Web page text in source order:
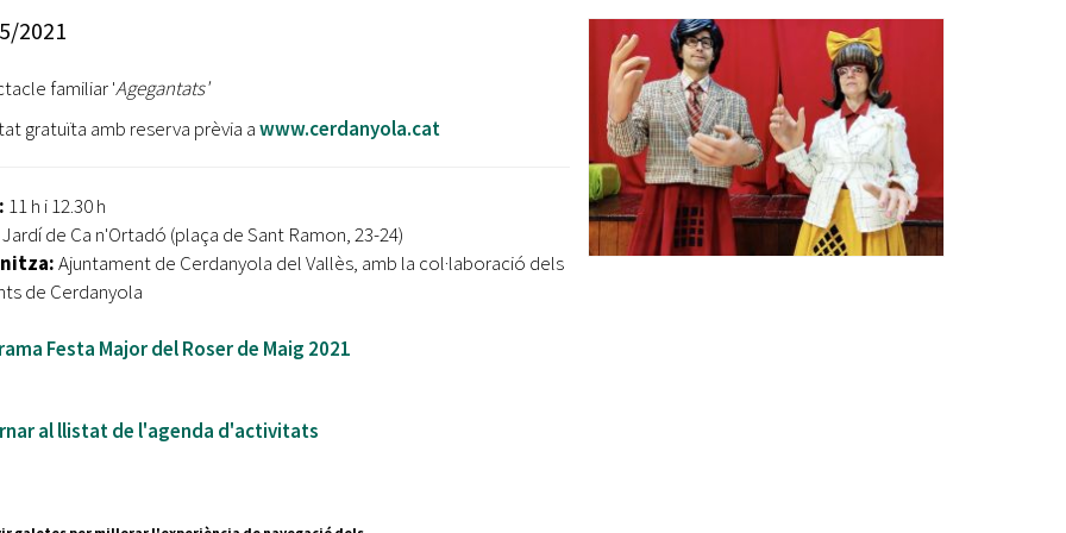
Ètica i Integritat
Retiment de Comptes
Accés a Informació Pública
Dades Obertes
jove 2026
Cerdanyola opta a més de 5 milions d'euros del Pla de
l'entorn de l'avinguda Catalunya
tret de sortida al festival
L’Ajuntament reparteix ulleres gratuïtes per veure
l'eclipsi solar
Entitats
Equipaments
Mercats Municipals
2021
familiar 'Agegantats'
gratuïta amb reserva prèvia awww.cerdanyola.cat
11 h i 12.30 h
Jardí de Ca n'Ortadó (plaça de Sant Ramon, 23-24)
Ajuntament de Cerdanyola del Vallès, amb la col·laboració dels
de Cerdanyola
Festa Major del Roser de Maig 2021
al llistat de l'agenda d'activitats